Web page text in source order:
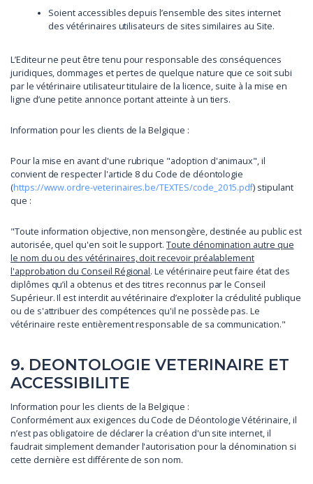
Soient accessibles depuis l’ensemble des sites internet
des vétérinaires utilisateurs de sites similaires au Site.
L’Editeur ne peut être tenu pour responsable des conséquences
juridiques, dommages et pertes de quelque nature que ce soit subi
par le vétérinaire utilisateur titulaire de la licence, suite à la mise en
ligne d’une petite annonce portant atteinte à un tiers.
Information pour les clients de la Belgique :
Pour la mise en avant d'une rubrique "adoption d'animaux", il
convient de respecter l'article 8 du Code de déontologie
(https://www.ordre-veterinaires.be/TEXTES/code_2015.pdf) stipulant
que :
"Toute information objective, non mensongère, destinée au public est
autorisée, quel qu'en soit le support.Toute dénomination autre que
le nom du ou des vétérinaires, doit recevoir préalablement
l'approbation du Conseil Régional. Le vétérinaire peut faire état des
diplômes qu’il a obtenus et des titres reconnus par le Conseil
Supérieur. Il est interdit au vétérinaire d’exploiter la crédulité publique
ou de s'attribuer des compétences qu'il ne possède pas. Le
vétérinaire reste entièrement responsable de sa communication."
9. DEONTOLOGIE VETERINAIRE ET
ACCESSIBILITE
Information pour les clients de la Belgique :
Conformément aux exigences du Code de Déontologie Vétérinaire, il
n’est pas obligatoire de déclarer la création d'un site internet, il
faudrait simplement demander l'autorisation pour la dénomination si
cette dernière est différente de son nom.